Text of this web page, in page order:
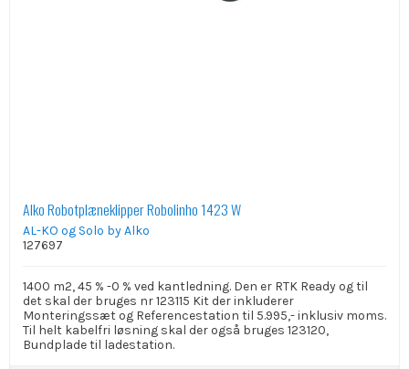
Alko Robotplæneklipper Robolinho 1423 W
AL-KO og Solo by Alko
127697
1400 m2, 45 % -0 % ved kantledning. Den er RTK Ready og til
det skal der bruges nr 123115 Kit der inkluderer
Monteringssæt og Referencestation til 5.995,- inklusiv moms.
Til helt kabelfri løsning skal der også bruges 123120,
Bundplade til ladestation.